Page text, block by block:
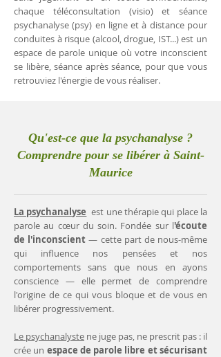
chaque téléconsultation (visio) et séance
psychanalyse (psy) en ligne et à distance pour
conduites à risque (alcool, drogue, IST...) est un
espace de parole unique où votre inconscient
se libère, séance après séance, pour que vous
retrouviez l'énergie de vous réaliser.
Qu'est-ce que la psychanalyse ?
Comprendre pour se libérer à Saint-
Maurice
La psychanalyse est une thérapie qui place la
parole au cœur du soin. Fondée sur l'écoute
de l'inconscient— cette part de nous-même
qui influence nos pensées et nos
comportements sans que nous en ayons
conscience — elle permet de comprendre
l'origine de ce qui vous bloque et de vous en
libérer progressivement.
Le psychanalyste ne juge pas, ne prescrit pas : il
crée un espace de parole libre et sécurisant